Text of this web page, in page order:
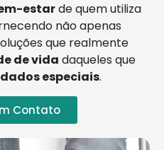
estarde quem utiliza
não apenas
que realmente
de vida daqueles que
especiais.
Contato